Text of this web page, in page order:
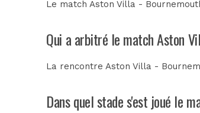
Le match Aston Villa -
Qui a arbitré le match Aston
La rencontre Aston Villa -
Dans quel stade s'est joué le